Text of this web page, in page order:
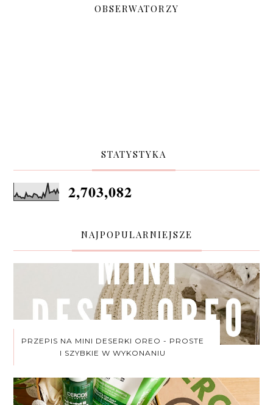
OBSERWATORZY
STATYSTYKA
2,703,082
NAJPOPULARNIEJSZE
PRZEPIS NA MINI DESERKI OREO - PROSTE
I SZYBKIE W WYKONANIU